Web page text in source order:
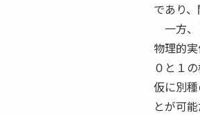
であり
一方、
物理的
０と１
仮に別
とが可